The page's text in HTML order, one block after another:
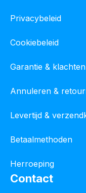
Privacybeleid
Cookiebeleid
Garantie & klachten
Annuleren &
Levertijd &
Betaalmethoden
Herroeping
Contact